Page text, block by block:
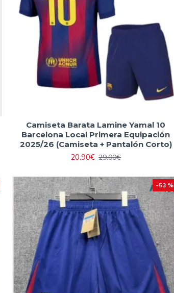
Camiseta Barata Lamine Yamal 10
Barcelona Local Primera Equipación
2025/26 (Camiseta + Pantalón Corto)
20.90€ 29.00€
-53 %